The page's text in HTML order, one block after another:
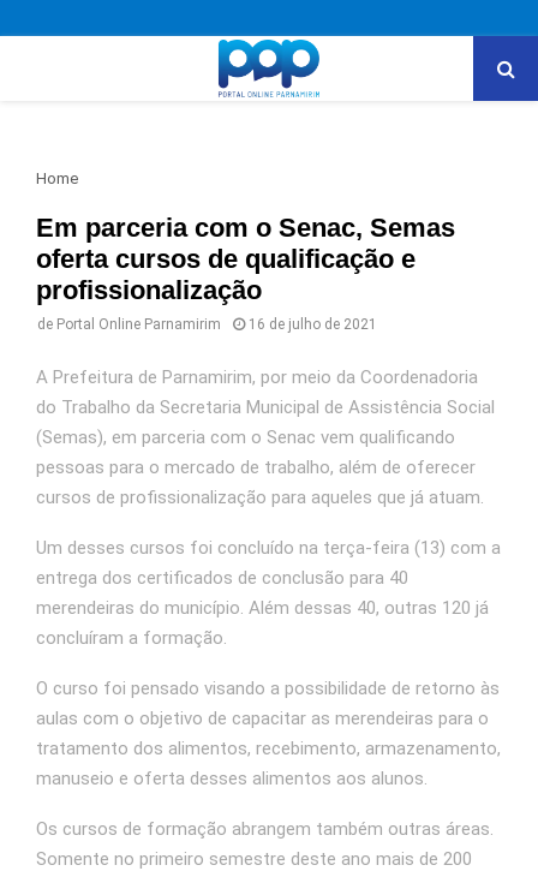
Home
Em parceria com o Senac, Semas
oferta cursos de qualificação e
profissionalização
de Portal Online Parnamirim 16 de julho de 2021
A Prefeitura de Parnamirim, por meio da Coordenadoria
do Trabalho da Secretaria Municipal de Assistência Social
(Semas), em parceria com o Senac vem qualificando
pessoas para o mercado de trabalho, além de oferecer
cursos de profissionalização para aqueles que já atuam.
Um desses cursos foi concluído na terça-feira (13) com a
entrega dos certificados de conclusão para 40
merendeiras do município. Além dessas 40, outras 120 já
concluíram a formação.
O curso foi pensado visando a possibilidade de retorno às
aulas com o objetivo de capacitar as merendeiras para o
tratamento dos alimentos, recebimento, armazenamento,
manuseio e oferta desses alimentos aos alunos.
Os cursos de formação abrangem também outras áreas.
Somente no primeiro semestre deste ano mais de 200